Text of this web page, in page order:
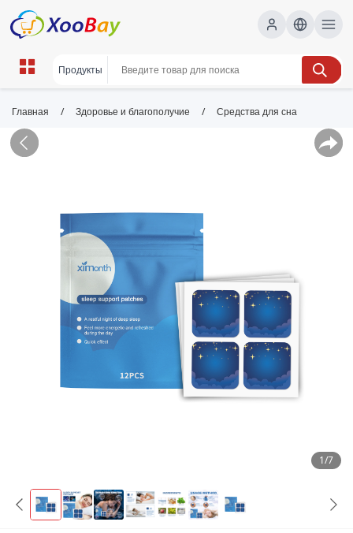
Главная / Здоровье и благополучие / Средства для сна
1/7